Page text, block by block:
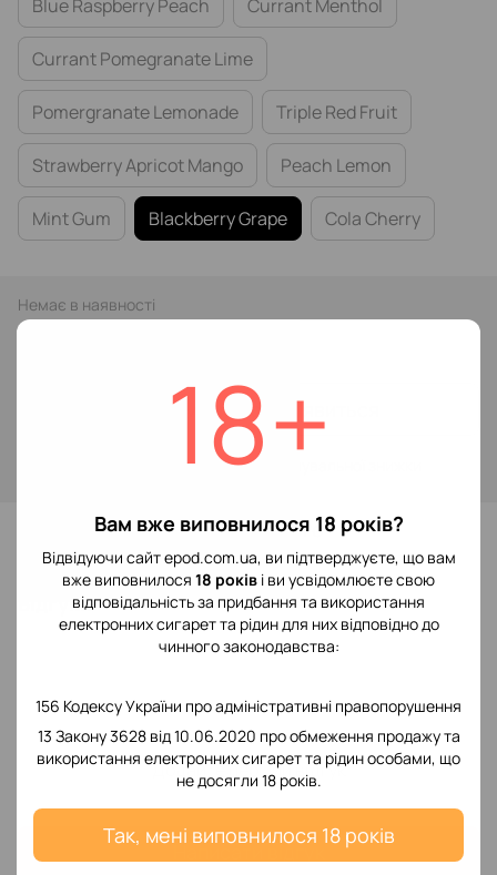
18+
Вам вже виповнилося 18 років?
Відвідуючи сайт epod.com.ua, ви підтверджуєте, що вам
вже виповнилося 18 років і ви усвідомлюєте свою
відповідальність за придбання та використання
електронних сигарет та рідин для них відповідно до
чинного законодавства:
156 Кодексу України про адміністративні правопорушення
13 Закону 3628 від 10.06.2020 про обмеження продажу та
використання електронних сигарет та рідин особами, що
не досягли 18 років.
Так, мені виповнилося 18 років
Blue Raspberry Peach Currant Menthol
Currant Pomegranate Lime
Pomergranate Lemonade Triple Red Fruit
Strawberry Apricot Mango Peach Lemon
Mint Gum Blackberry Grape Cola Cherry
Немає в наявності
Повідомити, коли з'явиться
для відображення накопичувальної знижки
До обраного
Відгуки
Додайте перший відгук
Написати відгук